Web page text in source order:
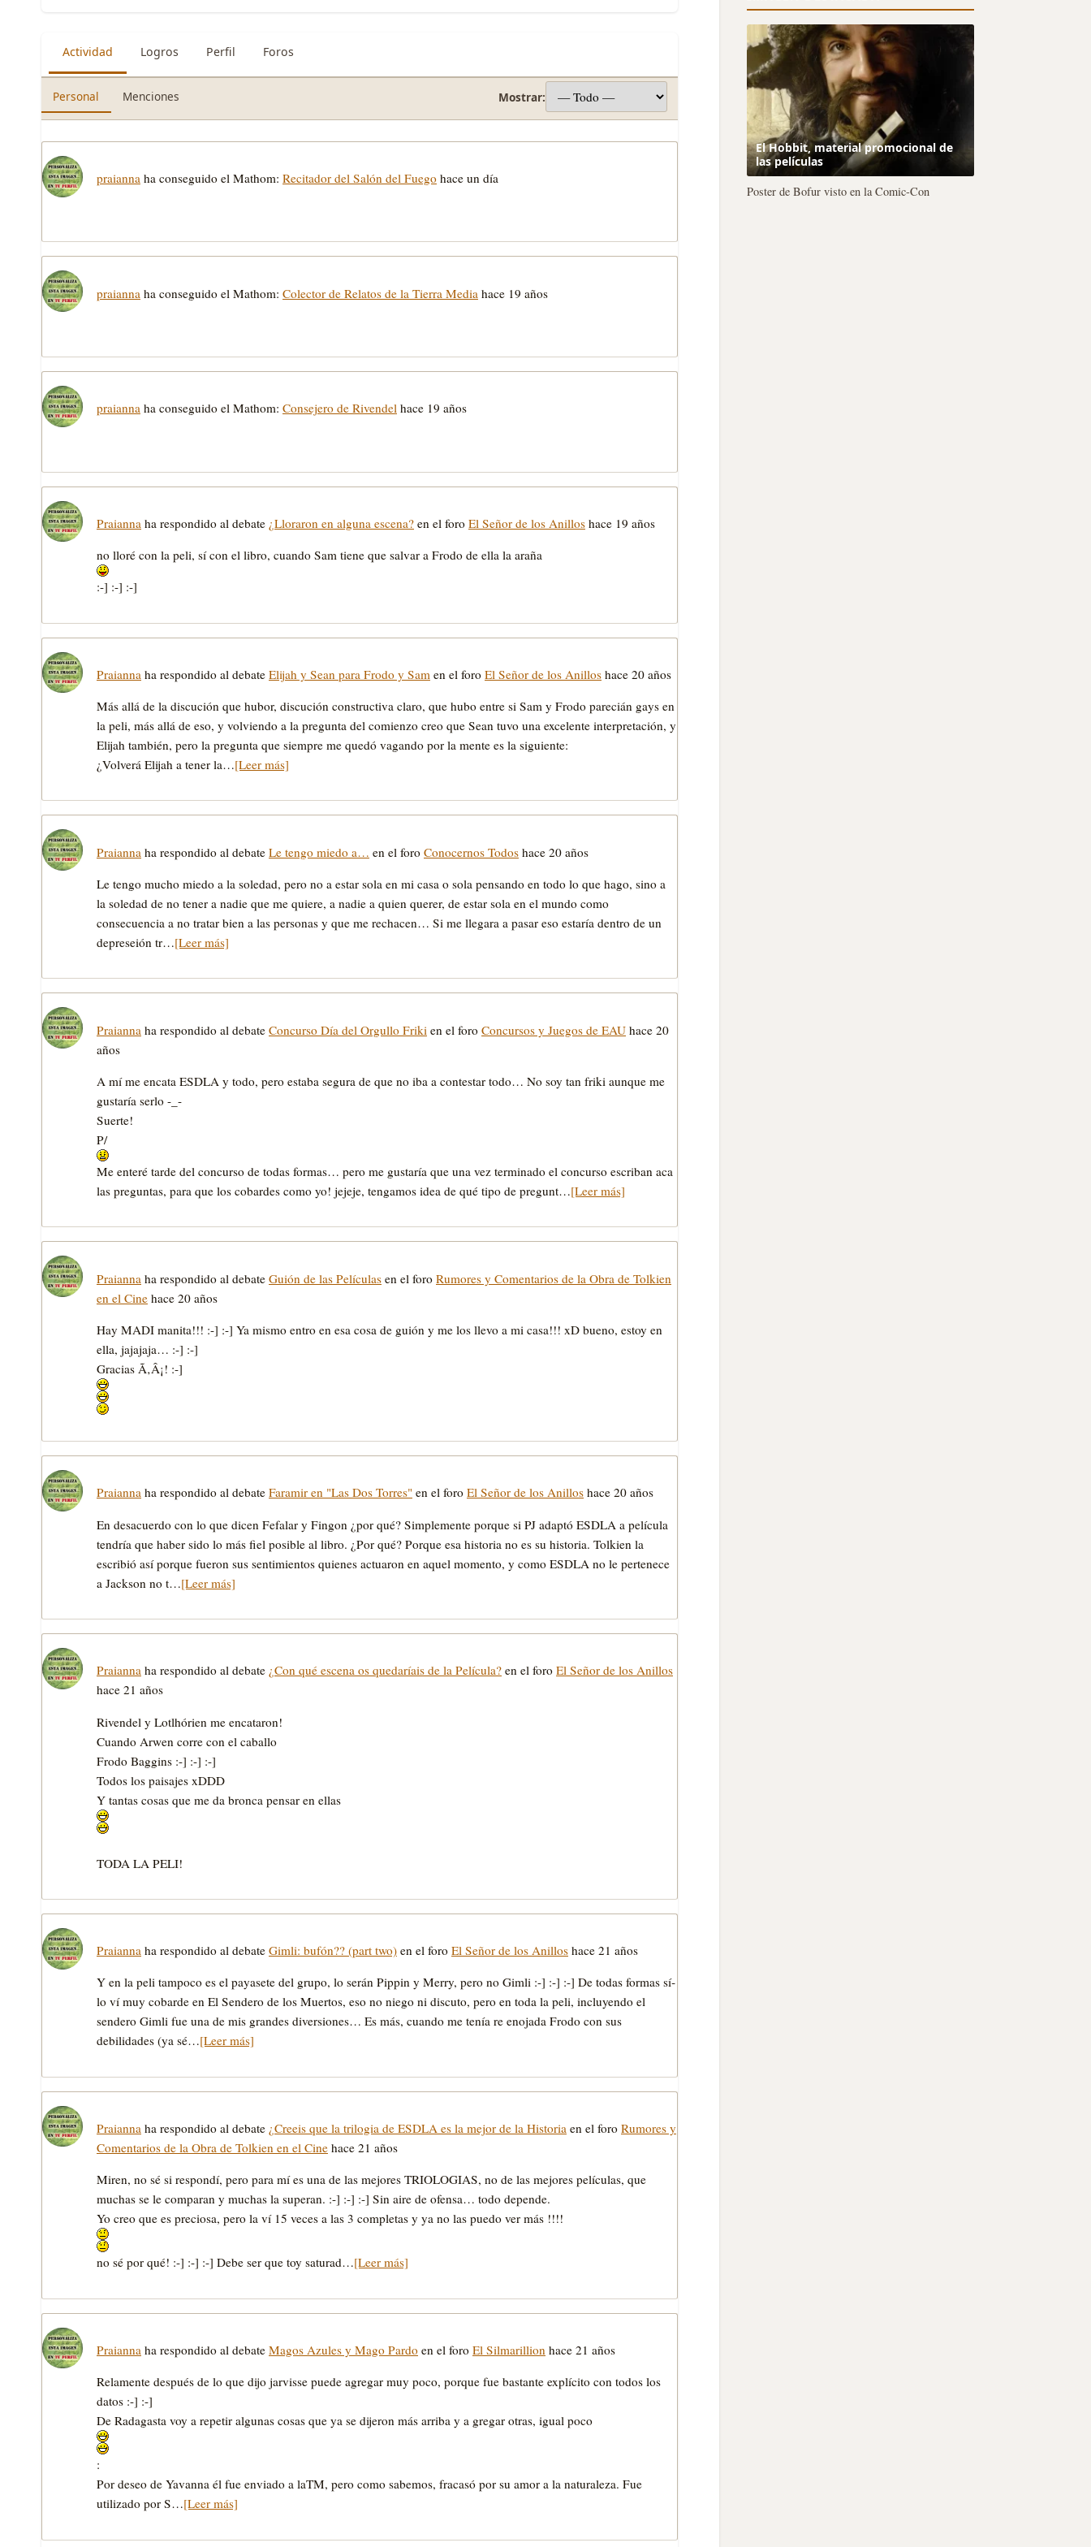
Actividad Logros Perfil Foros
Personal Menciones Mostrar:
praianna ha conseguido el Mathom: Recitador del Salón del Fuego hace un día
praianna ha conseguido el Mathom: Colector de Relatos de la Tierra Media hace 19 años
praianna ha conseguido el Mathom: Consejero de Rivendel hace 19 años
Praianna ha respondido al debate ¿Lloraron en alguna escena? en el foro El Señor de los Anillos hace 19 años
no lloré con la peli, sí con el libro, cuando Sam tiene que salvar a Frodo de ella la araña
:-] :-] :-]
Praianna ha respondido al debate Elijah y Sean para Frodo y Sam en el foro El Señor de los Anillos hace 20 años
Más allá de la discución que hubor, discución constructiva claro, que hubo entre si Sam y Frodo parecián gays en
la peli, más allá de eso, y volviendo a la pregunta del comienzo creo que Sean tuvo una excelente interpretación, y
Elijah también, pero la pregunta que siempre me quedó vagando por la mente es la siguiente:
¿Volverá Elijah a tener la…[Leer más]
Praianna ha respondido al debate Le tengo miedo a… en el foro Conocernos Todos hace 20 años
Le tengo mucho miedo a la soledad, pero no a estar sola en mi casa o sola pensando en todo lo que hago, sino a
la soledad de no tener a nadie que me quiere, a nadie a quien querer, de estar sola en el mundo como
consecuencia a no tratar bien a las personas y que me rechacen… Si me llegara a pasar eso estarí­a dentro de un
depreseión tr…[Leer más]
Praianna ha respondido al debate Concurso Día del Orgullo Friki en el foro Concursos y Juegos de EAU hace 20
años
A mí­ me encata ESDLA y todo, pero estaba segura de que no iba a contestar todo… No soy tan friki aunque me
gustarí­a serlo -_-
Suerte!
P/
Me enteré tarde del concurso de todas formas… pero me gustarí­a que una vez terminado el concurso escriban aca
las preguntas, para que los cobardes como yo! jejeje, tengamos idea de qué tipo de pregunt…[Leer más]
Praianna ha respondido al debate Guión de las Películas en el foro Rumores y Comentarios de la Obra de Tolkien
en el Cine hace 20 años
Hay MADI manita!!! :-] :-] Ya mismo entro en esa cosa de guión y me los llevo a mi casa!!! xD bueno, estoy en
ella, jajajaja… :-] :-]
Gracias Ã‚Â¡! :-]
Praianna ha respondido al debate Faramir en "Las Dos Torres" en el foro El Señor de los Anillos hace 20 años
En desacuerdo con lo que dicen Fefalar y Fingon ¿por qué? Simplemente porque si PJ adaptó ESDLA a pelí­cula
tendrí­a que haber sido lo más fiel posible al libro. ¿Por qué? Porque esa historia no es su historia. Tolkien la
escribió así­ porque fueron sus sentimientos quienes actuaron en aquel momento, y como ESDLA no le pertenece
a Jackson no t…[Leer más]
Praianna ha respondido al debate ¿Con qué escena os quedaríais de la Película? en el foro El Señor de los Anillos
hace 21 años
Rivendel y Lotlhórien me encataron!
Cuando Arwen corre con el caballo
Frodo Baggins :-] :-] :-]
Todos los paisajes xDDD
Y tantas cosas que me da bronca pensar en ellas
TODA LA PELI!
Praianna ha respondido al debate Gimli: bufón?? (part two) en el foro El Señor de los Anillos hace 21 años
Y en la peli tampoco es el payasete del grupo, lo serán Pippin y Merry, pero no Gimli :-] :-] :-] De todas formas sí­
lo ví­ muy cobarde en El Sendero de los Muertos, eso no niego ni discuto, pero en toda la peli, incluyendo el
sendero Gimli fue una de mis grandes diversiones… Es más, cuando me tení­a re enojada Frodo con sus
debilidades (ya sé…[Leer más]
Praianna ha respondido al debate ¿Creeis que la trilogia de ESDLA es la mejor de la Historia en el foro Rumores y
Comentarios de la Obra de Tolkien en el Cine hace 21 años
Miren, no sé si respondí­, pero para mí­ es una de las mejores TRIOLOGIAS, no de las mejores pelí­culas, que
muchas se le comparan y muchas la superan. :-] :-] :-] Sin aire de ofensa… todo depende.
Yo creo que es preciosa, pero la ví­ 15 veces a las 3 completas y ya no las puedo ver más !!!!
no sé por qué! :-] :-] :-] Debe ser que toy saturad…[Leer más]
Praianna ha respondido al debate Magos Azules y Mago Pardo en el foro El Silmarillion hace 21 años
Relamente después de lo que dijo jarvisse puede agregar muy poco, porque fue bastante explí­cito con todos los
datos :-] :-]
De Radagasta voy a repetir algunas cosas que ya se dijeron más arriba y a gregar otras, igual poco
:
Por deseo de Yavanna él fue enviado a laTM, pero como sabemos, fracasó por su amor a la naturaleza. Fue
utilizado por S…[Leer más]
El Hobbit, material promocional de
las películas
Poster de Bofur visto en la Comic-Con